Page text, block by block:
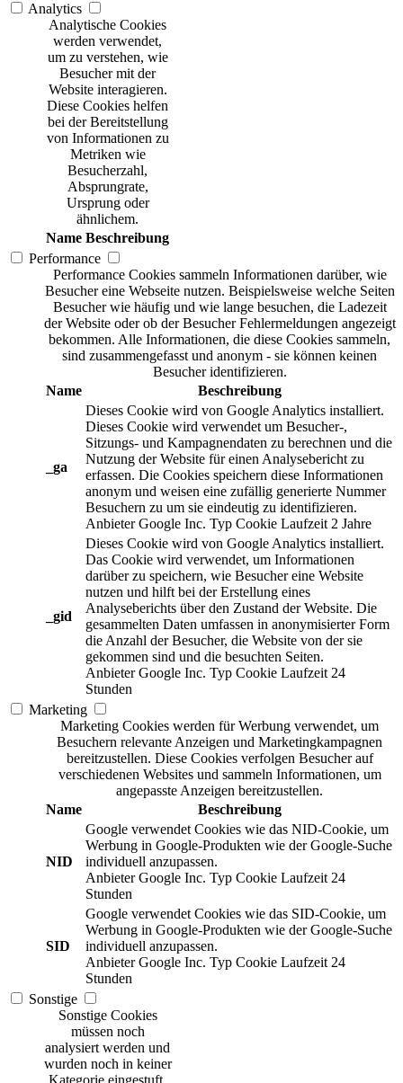
Analytics
Analytische Cookies
werden verwendet,
um zu verstehen, wie
Besucher mit der
Website interagieren.
Diese Cookies helfen
bei der Bereitstellung
von Informationen zu
Metriken wie
Besucherzahl,
Absprungrate,
Ursprung oder
ähnlichem.
Name Beschreibung
Performance
Performance Cookies sammeln Informationen darüber, wie
Besucher eine Webseite nutzen. Beispielsweise welche Seiten
Besucher wie häufig und wie lange besuchen, die Ladezeit
der Website oder ob der Besucher Fehlermeldungen angezeigt
bekommen. Alle Informationen, die diese Cookies sammeln,
sind zusammengefasst und anonym - sie können keinen
Besucher identifizieren.
Name
Beschreibung
_ga
Dieses Cookie wird von Google Analytics installiert.
Dieses Cookie wird verwendet um Besucher-,
Sitzungs- und Kampagnendaten zu berechnen und die
Nutzung der Website für einen Analysebericht zu
erfassen. Die Cookies speichern diese Informationen
anonym und weisen eine zufällig generierte Nummer
Besuchern zu um sie eindeutig zu identifizieren.
Anbieter Google Inc. Typ Cookie Laufzeit 2 Jahre
_gid
Dieses Cookie wird von Google Analytics installiert.
Das Cookie wird verwendet, um Informationen
darüber zu speichern, wie Besucher eine Website
nutzen und hilft bei der Erstellung eines
Analyseberichts über den Zustand der Website. Die
gesammelten Daten umfassen in anonymisierter Form
die Anzahl der Besucher, die Website von der sie
gekommen sind und die besuchten Seiten.
Anbieter Google Inc. Typ Cookie Laufzeit 24
Stunden
Marketing
Marketing Cookies werden für Werbung verwendet, um
Besuchern relevante Anzeigen und Marketingkampagnen
bereitzustellen. Diese Cookies verfolgen Besucher auf
verschiedenen Websites und sammeln Informationen, um
angepasste Anzeigen bereitzustellen.
Name
Beschreibung
NID
Google verwendet Cookies wie das NID-Cookie, um
Werbung in Google-Produkten wie der Google-Suche
individuell anzupassen.
Anbieter Google Inc. Typ Cookie Laufzeit 24
Stunden
SID
Google verwendet Cookies wie das SID-Cookie, um
Werbung in Google-Produkten wie der Google-Suche
individuell anzupassen.
Anbieter Google Inc. Typ Cookie Laufzeit 24
Stunden
Sonstige
Sonstige Cookies
müssen noch
analysiert werden und
wurden noch in keiner
Kategorie eingestuft.